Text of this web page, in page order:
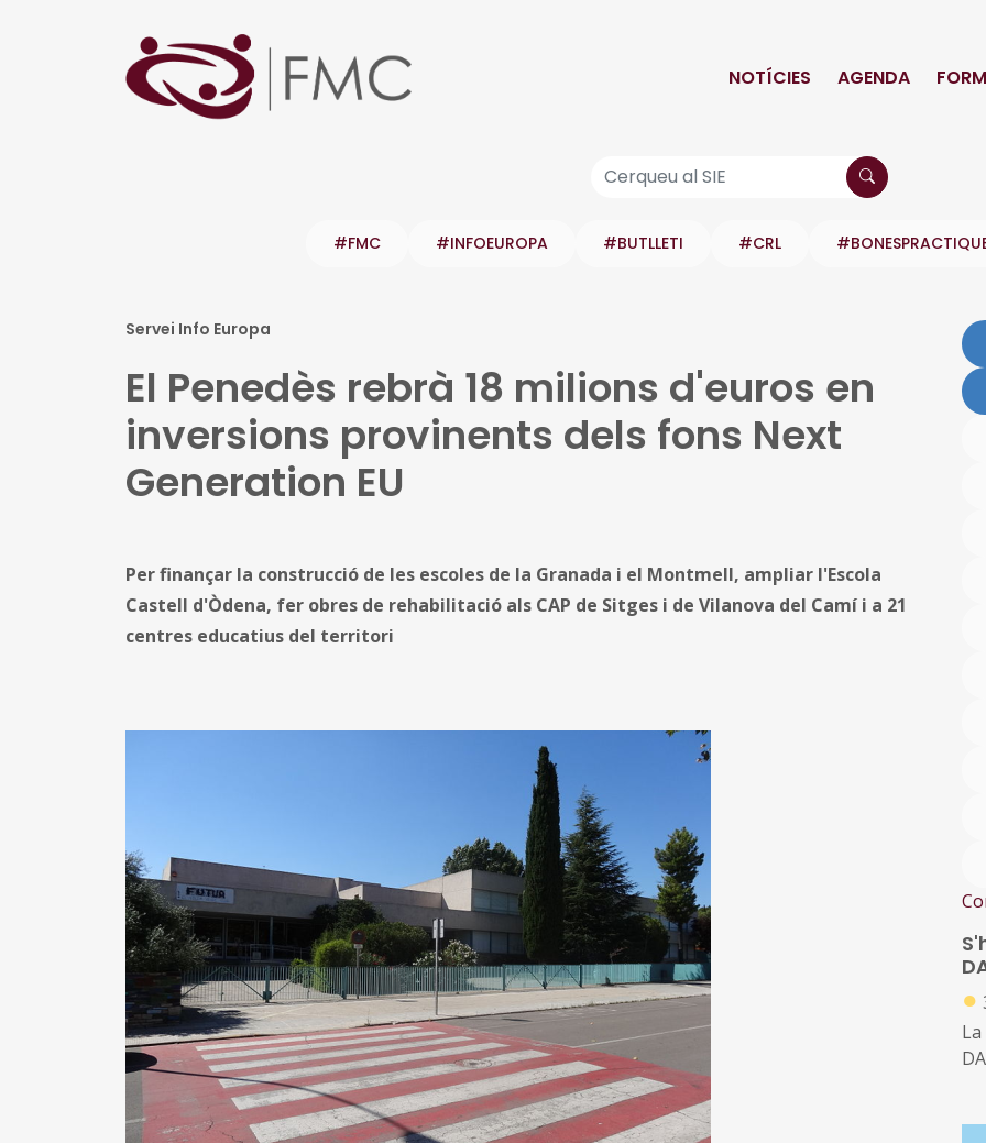
NOTÍCIES AGENDA
#FMC #INFOEUROPA #BUTLLETI #CRL
Servei Info Europa
El Penedès rebrà 18 milions d'euros en
inversions provinents dels fons Next
Generation EU
Per finançar la construcció de les escoles de la Granada i el Montmell, ampliar l'Escola
Castell d'Òdena, fer obres de rehabilitació als CAP de Sitges i de Vilanova del Camí i a 21
centres educatius del territori
●